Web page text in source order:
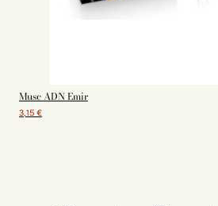
Musc ADN Emir
3,15 €